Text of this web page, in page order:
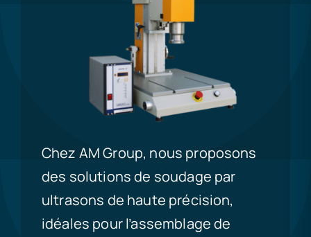
Chez AM Group, nous proposons
des solutions de soudage par
ultrasons de haute précision,
idéales pour l’assemblage de